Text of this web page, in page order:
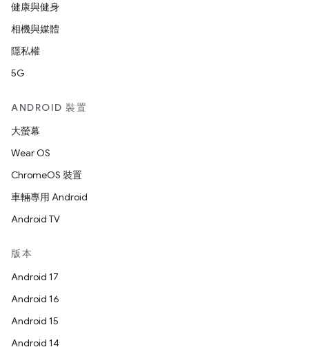
健康與健身
相機與媒體
隱私權
5G
ANDROID 裝置
大螢幕
Wear OS
ChromeOS 裝置
車輛專用 Android
Android TV
版本
Android 17
Android 16
Android 15
Android 14